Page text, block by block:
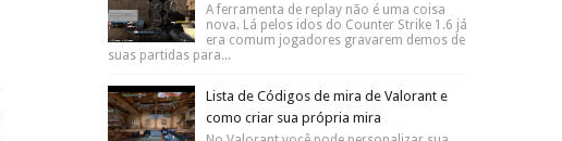
A ferramenta de replay não é uma coisa
nova. Lá pelos idos do Counter Strike 1.6 já
era comum jogadores gravarem demos de
suas partidas para...
Lista de Códigos de mira de Valorant e
como criar sua própria mira